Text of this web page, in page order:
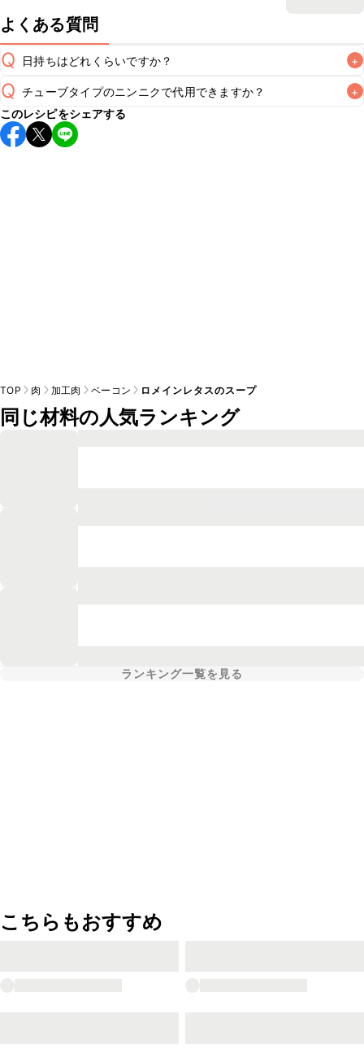
よくある質問
Q 日持ちはどれくらいですか？ +
A
保存期間は冷蔵で翌日中が目安です。なるべくお早めにお召
し上がりください。
※日持ちは目安です。
Q チューブタイプのニンニクで代用できますか？ +
A
チューブタイプのニンニクを使用してもお作りいただけま
す。小さじ1/2を目安に加え、お好みの風味になるようご調節
このレシピをシェアする
TOP 肉 加工肉 ベーコン ロメインレタスのスープ
同じ材料の人気ランキング
ランキング一覧を見る
こちらもおすすめ